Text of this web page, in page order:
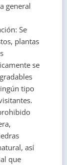
general
Se
plantas
se
tipo
así
que